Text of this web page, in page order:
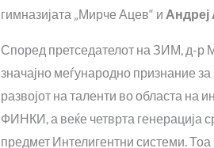
гимназијата „Мирче Ацев“ и Андреј
Според претседателот на ЗИМ, д-р
значајно меѓународно признание
развојот на таленти во областа на
ФИНКИ, а веќе четврта генерација
предмет Интелигентни системи.